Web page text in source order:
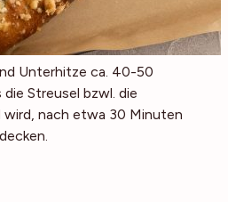
Unterhitze ca. 40-50
Streusel bzwl. die
wird, nach etwa 30 Minuten